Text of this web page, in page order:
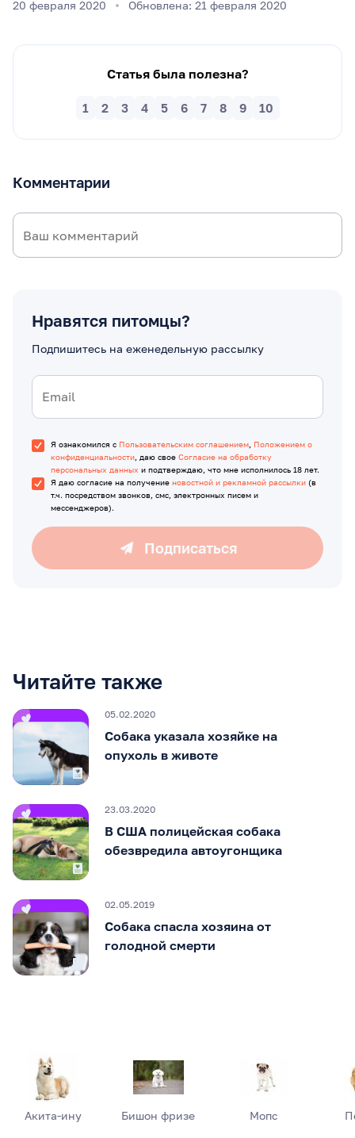
20 февраля 2020 Обновлена: 21 февраля 2020
Статья была полезна?
10
9
8
7
6
5
4
3
2
1
Комментарии
Нравятся питомцы?
Подпишитесь на еженедельную рассылку
Я ознакомился с Пользовательским соглашением, Положением о
конфиденциальности, даю свое Согласие на обработку
персональных данных и подтверждаю, что мне исполнилось 18 лет.
Я даю согласие на получение новостной и рекламной рассылки (в
т.ч. посредством звонков, смс, электронных писем и
мессенджеров).
Подписаться
Читайте также
05.02.2020
Собака указала хозяйке на
опухоль в животе
23.03.2020
В США полицейская собака
обезвредила автоугонщика
02.05.2019
Собака спасла хозяина от
голодной смерти
Акита-ину Бишон фризе Мопс